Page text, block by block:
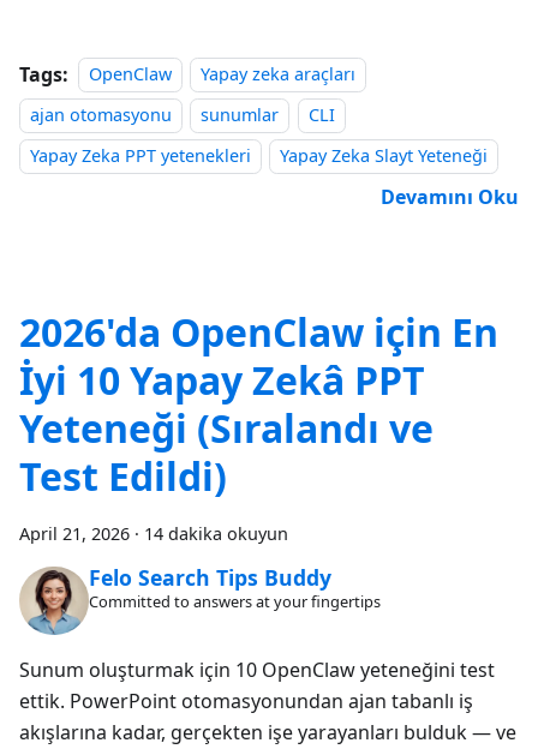
Tags: OpenClaw
Yapay zeka araçları
ajan otomasyonu
sunumlar
CLI
Yapay Zeka PPT yetenekleri
Yapay Zeka Slayt Yeteneği
Devamını Oku
2026'da OpenClaw için En
İyi 10 Yapay Zekâ PPT
Yeteneği (Sıralandı ve
Test Edildi)
April 21, 2026 · 14 dakika okuyun
Felo Search Tips Buddy
Committed to answers at your fingertips
Sunum oluşturmak için 10 OpenClaw yeteneğini test
ettik. PowerPoint otomasyonundan ajan tabanlı iş
akışlarına kadar, gerçekten işe yarayanları bulduk — ve